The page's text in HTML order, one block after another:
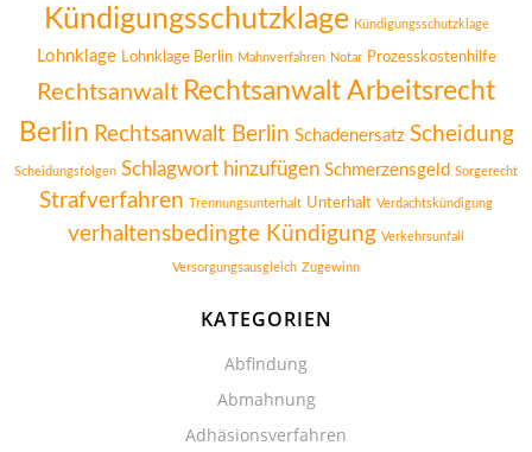
Kündigungsschutzklage Kündigungsschutzklage
Lohnklage Lohnklage Berlin Mahnverfahren Notar Prozesskostenhilfe
Rechtsanwalt Rechtsanwalt Arbeitsrecht
Berlin Rechtsanwalt Berlin Schadenersatz Scheidung
Scheidungsfolgen Schlagwort hinzufügen Schmerzensgeld Sorgerecht
Strafverfahren Trennungsunterhalt Unterhalt Verdachtskündigung
verhaltensbedingte Kündigung Verkehrsunfall
Versorgungsausgleich Zugewinn
KATEGORIEN
Abfindung
Abmahnung
Adhäsionsverfahren